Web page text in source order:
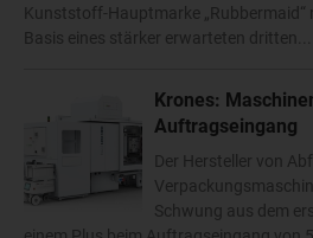
Kunststoff-Hauptmarke
Basis eines stärker erwarteten dritten...
Krones:
Auftragseingang
Der Hersteller von
Schwung aus dem